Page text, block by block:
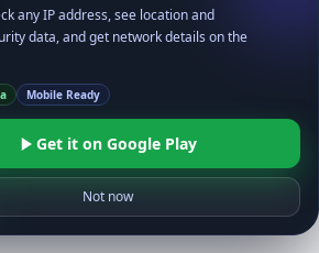
any IP address, see location and
data, and get network details on the
Mobile Ready
Get it on Google Play
Not now